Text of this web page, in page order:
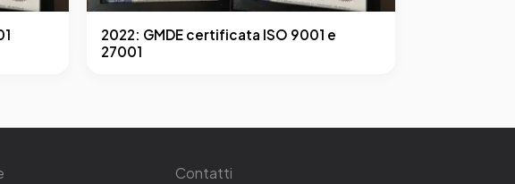
2022: GMDE certificata ISO 9001 e
27001
Contatti